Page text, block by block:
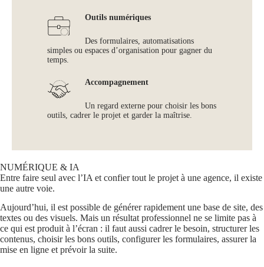
Outils numériques
Des formulaires, automatisations
simples ou espaces d’organisation pour gagner du
temps.
Accompagnement
Un regard externe pour choisir les bons
outils, cadrer le projet et garder la maîtrise.
NUMÉRIQUE & IA
Entre faire seul avec l’IA et confier tout le projet à une agence, il existe
une autre voie.
Aujourd’hui, il est possible de générer rapidement une base de site, des
textes ou des visuels. Mais un résultat professionnel ne se limite pas à
ce qui est produit à l’écran : il faut aussi cadrer le besoin, structurer les
contenus, choisir les bons outils, configurer les formulaires, assurer la
mise en ligne et prévoir la suite.